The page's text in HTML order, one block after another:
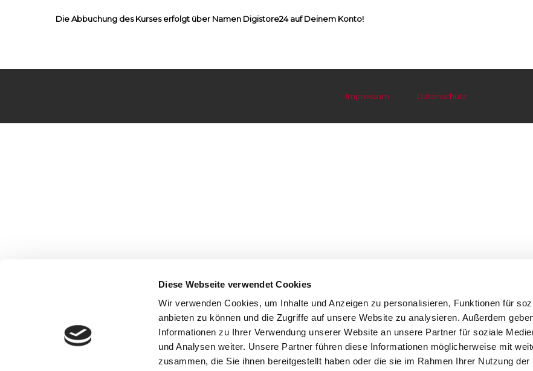
Diese Webseite verwendet Cookies
Wir verwenden Cookies, um Inhalte und Anzeigen zu personalisieren, Funktionen für
anbieten zu können und die Zugriffe auf unsere Website zu analysieren. Außerdem
Informationen zu Ihrer Verwendung unserer Website an unsere Partner für soziale
und Analysen weiter. Unsere Partner führen diese Informationen möglicherweise mit
zusammen, die Sie ihnen bereitgestellt haben oder die sie im Rahmen Ihrer Nutzung der
Die Abbuchung des Kurses erfolgt über Namen Digistore24 auf Deinem Konto!
Impressum Datenschutz